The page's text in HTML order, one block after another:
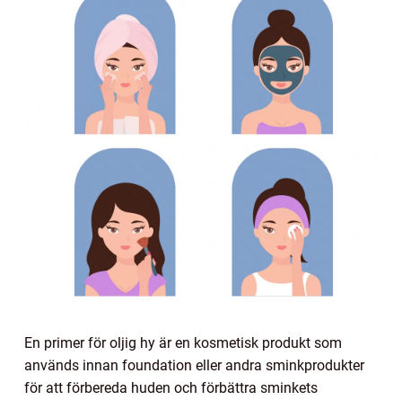
En primer för oljig hy är en kosmetisk produkt som
används innan foundation eller andra sminkprodukter
för att förbereda huden och förbättra sminkets